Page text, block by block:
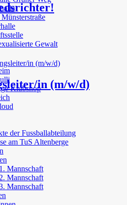
Gewalt
Klubshop
der Fussballabteilung
am TuS Altenberge
1. Mannschaft
2. Mannschaft
Mannschaft
in (m/w/d)